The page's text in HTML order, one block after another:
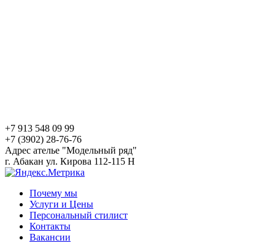
+7 913 548 09 99
+7 (3902) 28-76-76
Адрес ателье "Модельный ряд"
г. Абакан ул. Кирова 112-115 Н
Почему мы
Услуги и Цены
Персональный стилист
Контакты
Вакансии